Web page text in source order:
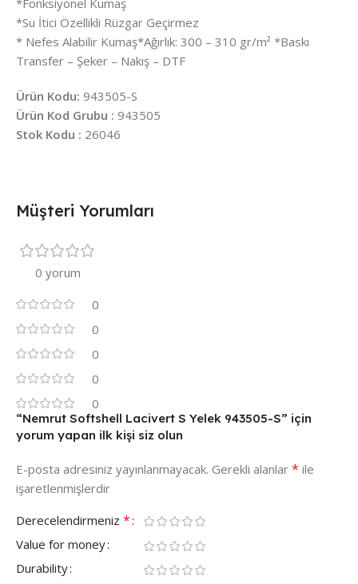
*Fonksiyonel Kumaş
*Su İtici Özellikli Rüzgar Geçirmez
* Nefes Alabilir Kumaş*Ağırlık: 300 – 310 gr/m² *Baskı
Transfer – Şeker – Nakış – DTF
Ürün Kodu: 943505-S
Ürün Kod Grubu : 943505
Stok Kodu : 26046
Müşteri Yorumları
0 yorum
0
0
0
0
0
“Nemrut Softshell Lacivert S Yelek 943505-S” için
yorum yapan ilk kişi siz olun
E-posta adresiniz yayınlanmayacak. Gerekli alanlar * ile
işaretlenmişlerdir
Derecelendirmeniz *
Value for money
Durability